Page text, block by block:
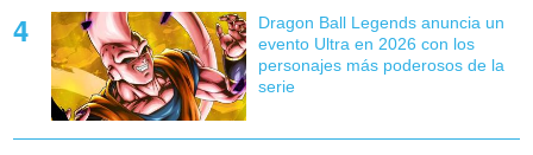
Dragon Ball Legends anuncia un
evento Ultra en 2026 con los
personajes más poderosos de la
serie